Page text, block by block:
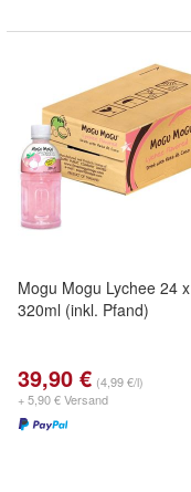
Mogu Mogu Lychee 24 x
320ml (inkl. Pfand)
39,90 € (4,99 €/l)
+ 5,90 € Versand